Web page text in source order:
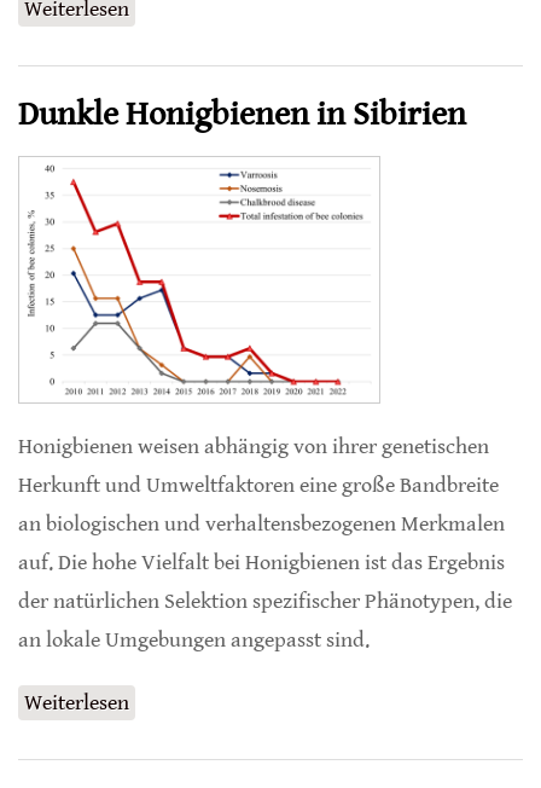
Weiterlesen
Dunkle Honigbienen in Sibirien
Honigbienen weisen abhängig von ihrer genetischen
Herkunft und Umweltfaktoren eine große Bandbreite
an biologischen und verhaltensbezogenen Merkmalen
auf. Die hohe Vielfalt bei Honigbienen ist das Ergebnis
der natürlichen Selektion spezifischer Phänotypen, die
an lokale Umgebungen angepasst sind.
Weiterlesen